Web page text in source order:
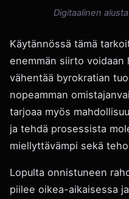
Digitaalinen
Käytännössä tämä
enemmän siirto voidaan
vähentää byrokratian
nopeamman
tarjoaa myös
ja tehdä prosessista
miellyttävämpi sekä
Lopulta onnistuneen
piilee oikea-aikaisessa